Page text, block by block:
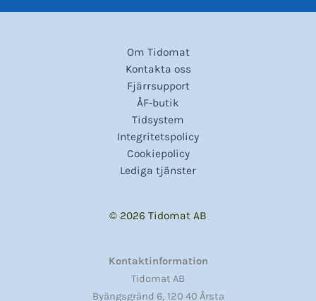
Om Tidomat
Kontakta oss
Fjärrsupport
ÅF-butik
Tidsystem
Integritetspolicy
Cookiepolicy
Lediga tjänster
© 2026 Tidomat AB
Kontaktinformation
Tidomat AB
Byängsgränd 6, 120 40 Årsta